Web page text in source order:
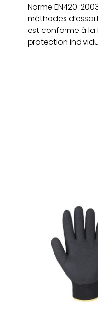
Norme EN420
méthodes
est conforme à la
protection